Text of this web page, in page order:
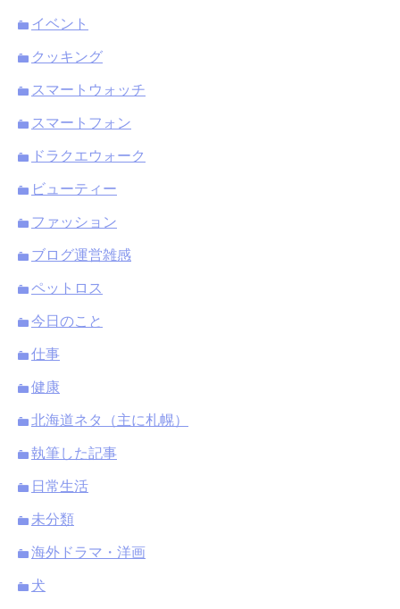
イベント
クッキング
スマートウォッチ
スマートフォン
ドラクエウォーク
ビューティー
ファッション
ブログ運営雑感
ペットロス
今日のこと
仕事
健康
北海道ネタ（主に札幌）
執筆した記事
日常生活
未分類
海外ドラマ・洋画
犬